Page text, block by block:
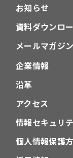
お知らせ
資料ダウンロ
メールマガジ
企業情報
沿革
アクセス
情報セキュリ
個人情報保護